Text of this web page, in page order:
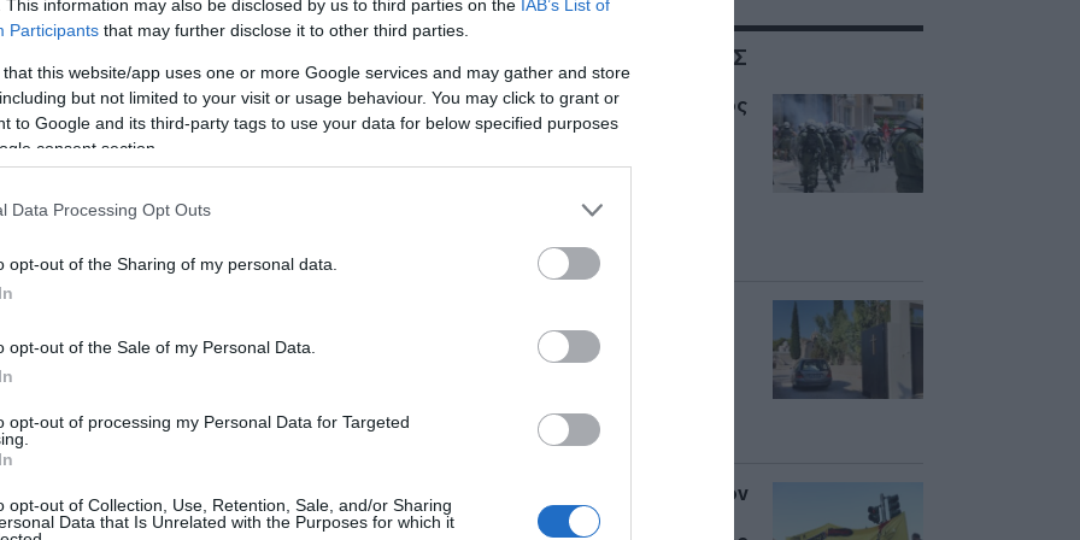
This information may also be disclosed by us to third parties on the IAB’s List of
Participants that may further disclose it to other third parties.
that this website/app uses one or more Google services and may gather and store
but not limited to your visit or usage behaviour. You may click to grant or
to Google and its third-party tags to use your data for below specified purposes
consent section.
Data Processing Opt Outs
opt-out of the Sharing of my personal data.
opt-out of the Sale of my Personal Data.
opt-out of processing my Personal Data for Targeted
opt-out of Collection, Use, Retention, Sale, and/or Sharing
Data that Is Unrelated with the Purposes for which it
ο νεαρός που νοσηλεύεται από
νοσοκομείο ΚΑΤ. Υπενθυμίζεται ότι
δεν βρήκε στο κεφάλι του ατόφια
ΣΧΕΤΙΚΑ ΜΕ:ΑΡΓΟΣ
Επεισόδια στο Άργος
στην πορεία για τον
ανάμεσα σε
(βίντεο)
στην κηδεία του
20χρονου Θοδωρή
σορός του (βίντεο)
Συλλαλητήριο για τον
θάνατο του